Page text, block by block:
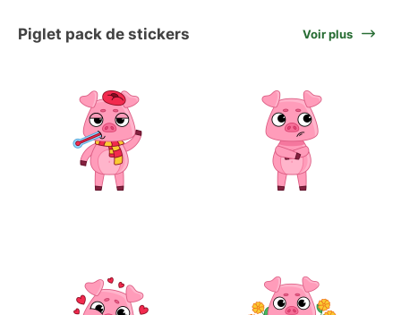
Piglet pack de stickers Voir plus